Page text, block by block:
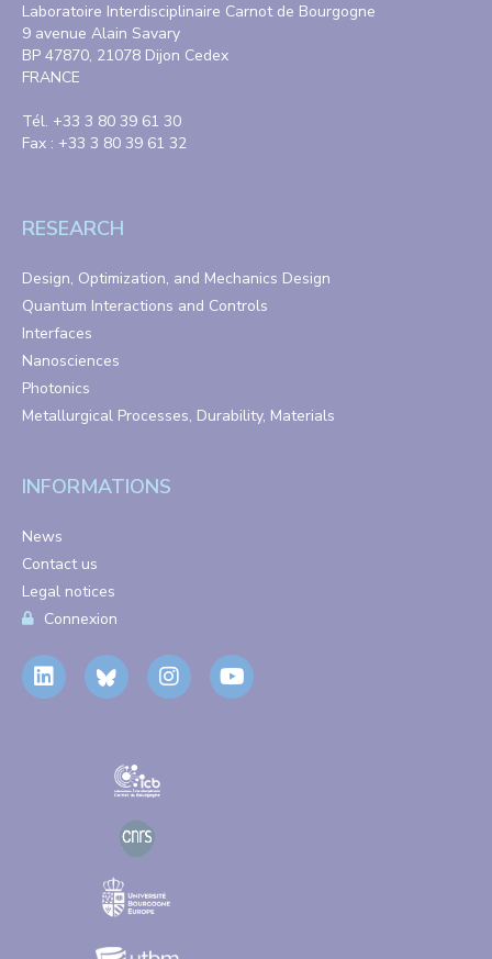
Laboratoire Interdisciplinaire Carnot de Bourgogne
9 avenue Alain Savary
BP 47870, 21078 Dijon Cedex
FRANCE
Tél. +33 3 80 39 61 30
Fax : +33 3 80 39 61 32
RESEARCH
Design, Optimization, and Mechanics Design
Quantum Interactions and Controls
Interfaces
Nanosciences
Photonics
Metallurgical Processes, Durability, Materials
INFORMATIONS
News
Contact us
Legal notices
Connexion